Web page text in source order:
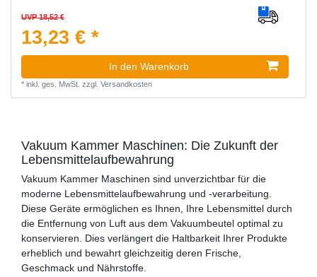
UVP 18,52 €
13,23 € *
In den Warenkorb
* inkl. ges. MwSt. zzgl. Versandkosten
Vakuum Kammer Maschinen: Die Zukunft der
Lebensmittelaufbewahrung
Vakuum Kammer Maschinen sind unverzichtbar für die
moderne Lebensmittelaufbewahrung und -verarbeitung.
Diese Geräte ermöglichen es Ihnen, Ihre Lebensmittel durch
die Entfernung von Luft aus dem Vakuumbeutel optimal zu
konservieren. Dies verlängert die Haltbarkeit Ihrer Produkte
erheblich und bewahrt gleichzeitig deren Frische,
Geschmack und Nährstoffe.